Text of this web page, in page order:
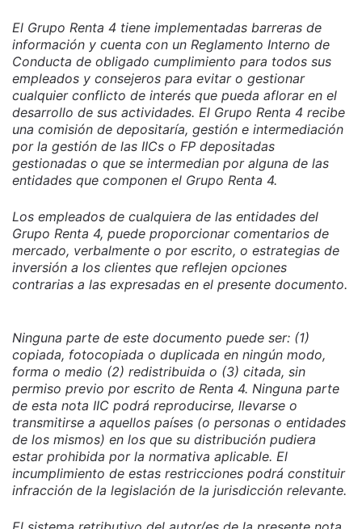
El Grupo Renta 4 tiene implementadas barreras de
información y cuenta con un Reglamento Interno de
Conducta de obligado cumplimiento para todos sus
empleados y consejeros para evitar o gestionar
cualquier conflicto de interés que pueda aflorar en el
desarrollo de sus actividades. El Grupo Renta 4 recibe
una comisión de depositaría, gestión e intermediación
por la gestión de las IICs o FP depositadas
gestionadas o que se intermedian por alguna de las
entidades que componen el Grupo Renta 4.
Los empleados de cualquiera de las entidades del
Grupo Renta 4, puede proporcionar comentarios de
mercado, verbalmente o por escrito, o estrategias de
inversión a los clientes que reflejen opciones
contrarias a las expresadas en el presente documento.
Ninguna parte de este documento puede ser: (1)
copiada, fotocopiada o duplicada en ningún modo,
forma o medio (2) redistribuida o (3) citada, sin
permiso previo por escrito de Renta 4. Ninguna parte
de esta nota IIC podrá reproducirse, llevarse o
transmitirse a aquellos países (o personas o entidades
de los mismos) en los que su distribución pudiera
estar prohibida por la normativa aplicable. El
incumplimiento de estas restricciones podrá constituir
infracción de la legislación de la jurisdicción relevante.